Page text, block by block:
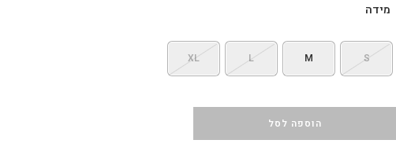
מידה
S
M
L
XL
הוספה לסל